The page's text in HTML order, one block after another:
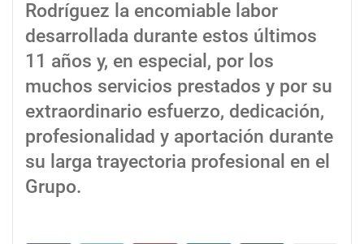
Rodríguez la encomiable labor
desarrollada durante estos últimos
11 años y, en especial, por los
muchos servicios prestados y por su
extraordinario esfuerzo, dedicación,
profesionalidad y aportación durante
su larga trayectoria profesional en el
Grupo.